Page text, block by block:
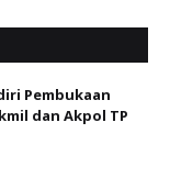
Pembukaan
dan Akpol TP